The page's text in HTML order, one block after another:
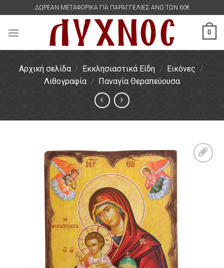
content
ΔΩΡΕΑΝ ΜΕΤΑΦΟΡΙΚΑ ΓΙΑ ΠΑΡΑΓΓΕΛΙΕΣ ΑΝΩ ΤΩΝ 60€
0
Αρχική σελίδα / Εκκλησιαστικά Είδη / Εικόνες /
Λιθογραφία / Παναγία Θεραπεύουσα